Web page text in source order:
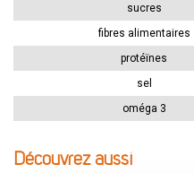
sucres
fibres alimentaires
protéïnes
sel
oméga 3
Découvrez aussi